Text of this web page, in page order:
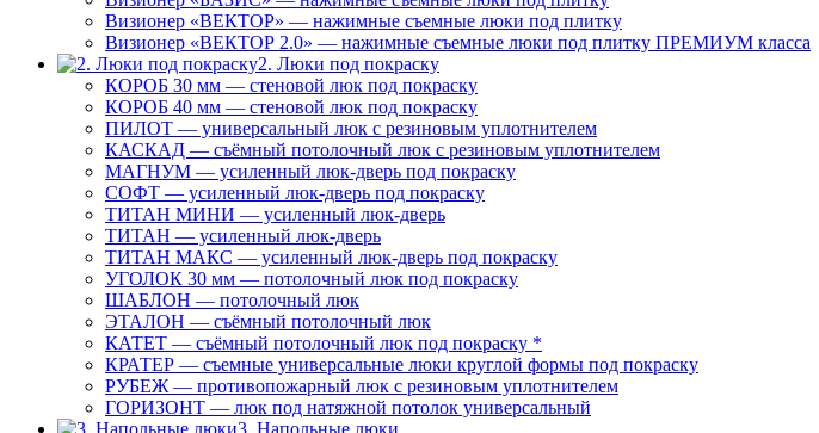
Визионер «ВЕКТОР» — нажимные съемные люки под плитку
Визионер «ВЕКТОР 2.0» — нажимные съемные люки под плитку ПРЕМИУМ класса
2. Люки под покраску
КОРОБ 30 мм — стеновой люк под покраску
КОРОБ 40 мм — стеновой люк под покраску
ПИЛОТ — универсальный люк с резиновым уплотнителем
КАСКАД — съёмный потолочный люк с резиновым уплотнителем
МАГНУМ — усиленный люк-дверь под покраску
СОФТ — усиленный люк-дверь под покраску
ТИТАН МИНИ — усиленный люк-дверь
ТИТАН — усиленный люк-дверь
ТИТАН МАКС — усиленный люк-дверь под покраску
УГОЛОК 30 мм — потолочный люк под покраску
ШАБЛОН — потолочный люк
ЭТАЛОН — съёмный потолочный люк
КАТЕТ — съёмный потолочный люк под покраску *
КРАТЕР — съемные универсальные люки круглой формы под покраску
РУБЕЖ — противопожарный люк с резиновым уплотнителем
ГОРИЗОНТ — люк под натяжной потолок универсальный
3. Напольные люки